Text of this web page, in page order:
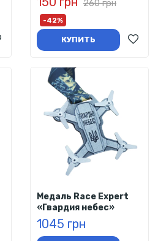
260 грн
-42%
КУПИТЬ
Медаль Race Expert
«Гвардия небес»
1045 грн